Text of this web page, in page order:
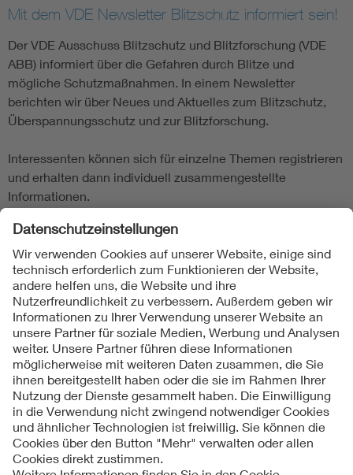
Mit dem VDE Newsletter Blitzschutz informiert sein!
Der VDE Ausschuss Blitzschutz und Blitzforschung (VDE
ABB) informiert über die Gefahren durch Blitze und
mögliche Schutzmaßnahmen. In einem Newsletter
berichten wir über Neues und Aktuelles zum Blitzschutz,
Überspannungsschutz und zur Blitzforschung.
Interessenten können sich für einzelne Themen registrieren
und erhalten dann individuell zusammengestellte
Informationen.
Newsletter Blitzschutz bestellen
Direkter Link:www.vde.com/blitzschutz-
absturzsicherungen
Download:www.vde.com/blitzschutz-
absturzsicherungen-download
Kontakt